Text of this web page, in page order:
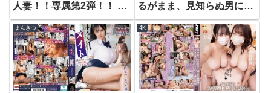
人妻！！専属第2弾！！ 初
ドラマ＆中出し解禁！！
クレーム対応NTR取引先の
セクハラ部長と妻の【閲覧
注意】寝取られ話 新垣の
どか
るがまま、見知らぬ男に毎
日無責任中出しされていま
す…蒼山愛奈
まんきつ 4K